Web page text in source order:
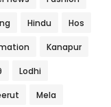
Hindu Hos
Kanapur
Lodhi
Mela